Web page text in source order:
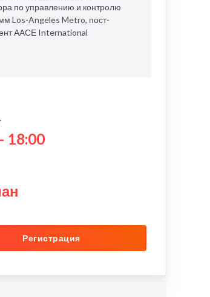
по управлению и контролю
Los-Angeles Metro, пост-
ААСЕ International
18:00
Регистрация